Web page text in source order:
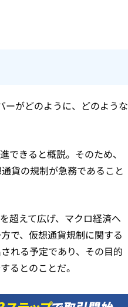
ーがどのように、どのような
できると概説。そのため、
貨の規制が急務であること
超えて広げ、マクロ経済へ
で、仮想通貨規制に関する
れる予定であり、その目的
るとのことだ。